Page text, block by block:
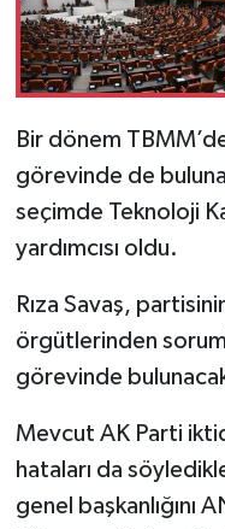
Bir dönem
görevinde de
seçimde Teknoloji
yardımcısı oldu.
Rıza Savaş,
örgütlerinden
görevinde
Mevcut AK Parti
hataları da
genel başkanlığını